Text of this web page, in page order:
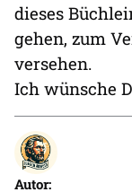
dieses
gehen, zum
versehen.
Ich wünsche
Autor: